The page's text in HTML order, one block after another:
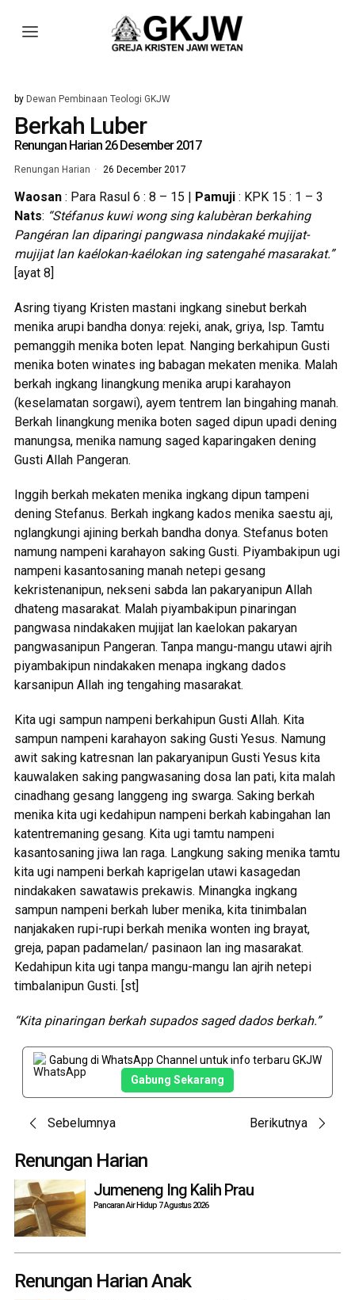
by Dewan Pembinaan Teologi GKJW
Berkah Luber
Renungan Harian 26 Desember 2017
Renungan Harian 26 December 2017
Waosan: Para Rasul 6 : 8 – 15 | Pamuji: KPK 15 : 1 – 3
Nats: “Stéfanus kuwi wong sing kalubèran berkahing
Pangéran lan diparingi pangwasa nindakaké mujijat-
mujijat lan kaélokan-kaélokan ing satengahé masarakat.”
[ayat 8]
Asring tiyang Kristen mastani ingkang sinebut berkah
menika arupi bandha donya: rejeki, anak, griya, lsp. Tamtu
pemanggih menika boten lepat. Nanging berkahipun Gusti
menika boten winates ing babagan mekaten menika. Malah
berkah ingkang linangkung menika arupi karahayon
(keselamatan sorgawi), ayem tentrem lan bingahing manah.
Berkah linangkung menika boten saged dipun upadi dening
manungsa, menika namung saged kaparingaken dening
Gusti Allah Pangeran.
Inggih berkah mekaten menika ingkang dipun tampeni
dening Stefanus. Berkah ingkang kados menika saestu aji,
nglangkungi ajining berkah bandha donya. Stefanus boten
namung nampeni karahayon saking Gusti. Piyambakipun ugi
nampeni kasantosaning manah netepi gesang
kekristenanipun, nekseni sabda lan pakaryanipun Allah
dhateng masarakat. Malah piyambakipun pinaringan
pangwasa nindakaken mujijat lan kaelokan pakaryan
pangwasanipun Pangeran. Tanpa mangu-mangu utawi ajrih
piyambakipun nindakaken menapa ingkang dados
karsanipun Allah ing tengahing masarakat.
Kita ugi sampun nampeni berkahipun Gusti Allah. Kita
sampun nampeni karahayon saking Gusti Yesus. Namung
awit saking katresnan lan pakaryanipun Gusti Yesus kita
kauwalaken saking pangwasaning dosa lan pati, kita malah
cinadhang gesang langgeng ing swarga. Saking berkah
menika kita ugi kedahipun nampeni berkah kabingahan lan
katentremaning gesang. Kita ugi tamtu nampeni
kasantosaning jiwa lan raga. Langkung saking menika tamtu
kita ugi nampeni berkah kaprigelan utawi kasagedan
nindakaken sawatawis prekawis. Minangka ingkang
sampun nampeni berkah luber menika, kita tinimbalan
nanjakaken rupi-rupi berkah menika wonten ing brayat,
greja, papan padamelan/ pasinaon lan ing masarakat.
Kedahipun kita ugi tanpa mangu-mangu lan ajrih netepi
timbalanipun Gusti. [st]
“Kita pinaringan berkah supados saged dados berkah.”
Gabung di WhatsApp Channel untuk info terbaru GKJW
Gabung Sekarang
Post
navigation
Sebelumnya Berikutnya
Renungan Harian
Jumeneng Ing Kalih Prau
Pancaran Air Hidup 7 Agustus 2026
Renungan Harian Anak